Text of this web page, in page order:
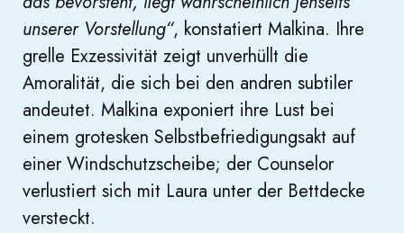
unserer Vorstellung“, konstatiert Malkina. Ihre
grelle Exzessivität zeigt unverhüllt die
Amoralität, die sich bei den andren subtiler
andeutet. Malkina exponiert ihre Lust bei
einem grotesken Selbstbefriedigungsakt auf
einer Windschutzscheibe; der Counselor
verlustiert sich mit Laura unter der Bettdecke
versteckt.